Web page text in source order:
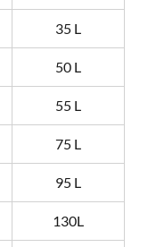
35 L
50 L
55 L
75 L
95 L
130L